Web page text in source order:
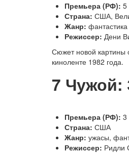
Премьера (РФ): 5
Страна: США,
Жанр: фантастика
Режиссер: Дени
Сюжет новой картины
киноленте 1982 года.
7 Чужой:
Премьера (РФ): 3
Страна: США
Жанр: ужасы,
Режиссер: Ридли